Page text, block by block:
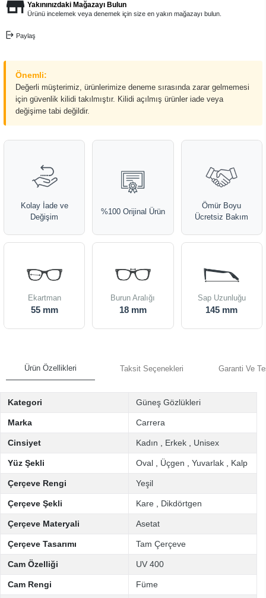
Yakınınızdaki Mağazayı Bulun
Ürünü incelemek veya denemek için size en yakın mağazayı bulun.
Paylaş
Önemli:
Değerli müşterimiz, ürünlerimize deneme sırasında zarar gelmemesi
için güvenlik kilidi takılmıştır. Kilidi açılmış ürünler iade veya
değişime tabi değildir.
Kolay İade ve
Değişim
%100 Orijinal Ürün
Ömür Boyu
Ücretsiz Bakım
Ekartman
55 mm
Burun Aralığı
18 mm
Sap Uzunluğu
145 mm
Ürün Özellikleri Taksit Seçenekleri Garanti Ve
Kategori Güneş Gözlükleri
Marka Carrera
Cinsiyet Kadın Erkek Unisex
Yüz Şekli Oval Üçgen Yuvarlak Kalp
Çerçeve Rengi Yeşil
Çerçeve Şekli Kare Dikdörtgen
Çerçeve Materyali Asetat
Çerçeve Tasarımı Tam Çerçeve
Cam Özelliği UV 400
Cam Rengi Füme